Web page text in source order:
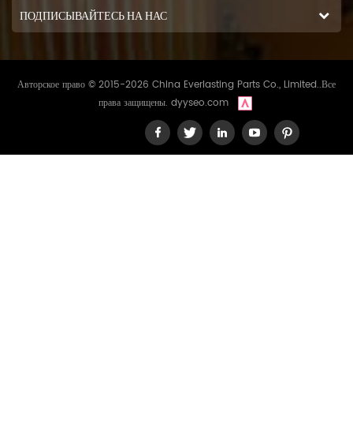
ПОДПИСЫВАЙТЕСЬ НА НАС
Авторское право © 2015-2026 China Everlasting Parts Co., Limited..Все
права защищены. dyyseo.com